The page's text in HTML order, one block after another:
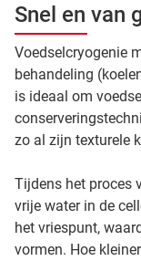
Snel en van
Voedselcryogenie
behandeling
is ideaal om
zo al zijn texturele
Tijdens het proces
vrije water in de
het vriespunt,
vormen. Hoe